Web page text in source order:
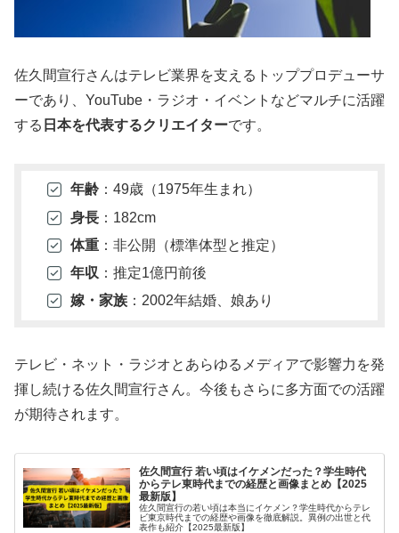
佐久間宣行さんはテレビ業界を支えるトッププロデューサ
ーであり、YouTube・ラジオ・イベントなどマルチに活躍
する 日本を代表するクリエイターです。
年齢：49歳（1975年生まれ）
身長：182cm
体重：非公開（標準体型と推定）
年収 ：推定1億円前後
嫁・家族：2002年結婚、娘あり
テレビ・ネット・ラジオとあらゆるメディアで影響力を発
揮し続ける佐久間宣行さん。今後もさらに多方面での活躍
が期待されます。
佐久間宣行 若い頃はイケメンだった？学生時代
からテレ東時代までの経歴と画像まとめ【2025
最新版】
佐久間宣行の若い頃は本当にイケメン？学生時代からテレ
ビ東京時代までの経歴や画像を徹底解説。異例の出世と代
表作も紹介【2025最新版】